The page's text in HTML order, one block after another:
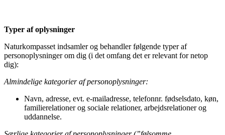
Typer af oplysninger
Naturkompasset indsamler og behandler følgende typer af
personoplysninger om dig (i det omfang det er relevant for netop
dig):
Almindelige kategorier af personoplysninger:
Navn, adresse, evt. e-mailadresse, telefonnr. fødselsdato, køn,
familierelationer og sociale relationer, arbejdsrelationer og
uddannelse.